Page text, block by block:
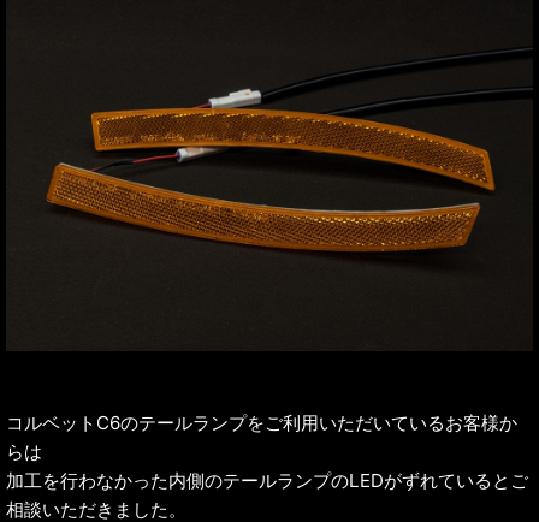
コルベットC6のテールランプをご利用いただいているお客様か
らは
加工を行わなかった内側のテールランプのLEDがずれているとご
相談いただきました。